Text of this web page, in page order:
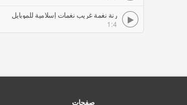
رنة نغمة غريب نغمات إسلامية للموبايل
1:4
صفحات